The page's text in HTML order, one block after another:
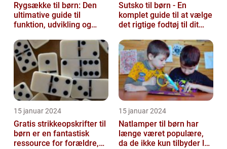
Rygsække til børn: Den
ultimative guide til
funktion, udvikling og
overveje
Sutsko til børn - En
komplet guide til at vælge
det rigtige fodtøj til dit
15 januar 2024
Gratis strikkeopskrifter til
børn er en fantastisk
ressource for forældre,
15 januar 2024
Natlamper til børn har
længe været populære,
da de ikke kun tilbyder lys